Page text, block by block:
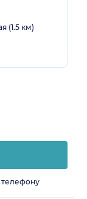
(1.5 км)
телефону